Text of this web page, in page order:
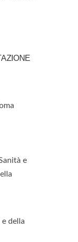
e
della